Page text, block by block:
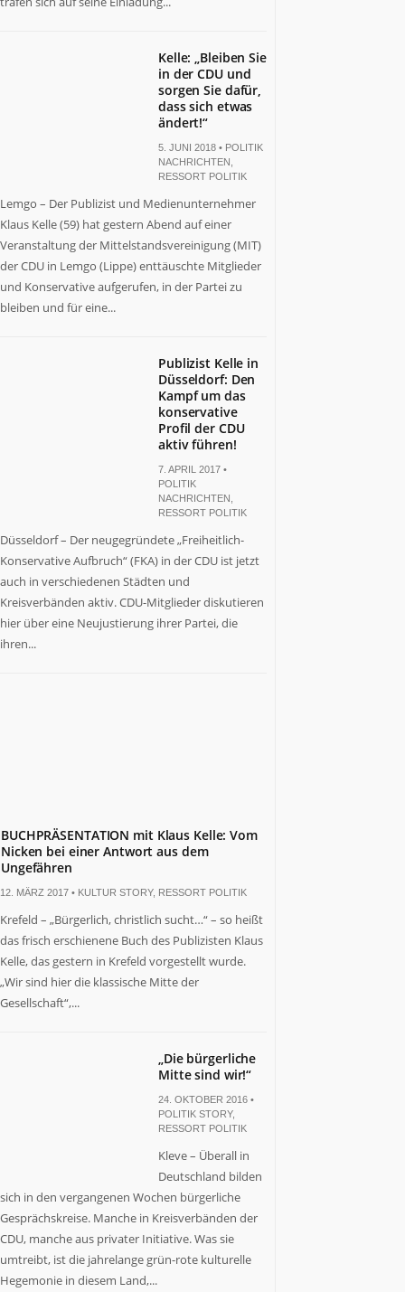
Kelle: „Bleiben Sie
in der CDU und
sorgen Sie dafür,
dass sich etwas
ändert!“
5. JUNI 2018 • POLITIK
NACHRICHTEN
RESSORT POLITIK
Lemgo – Der Publizist und Medienunternehmer
Klaus Kelle (59) hat gestern Abend auf einer
Veranstaltung der Mittelstandsvereinigung (MIT)
der CDU in Lemgo (Lippe) enttäuschte Mitglieder
und Konservative aufgerufen, in der Partei zu
bleiben und für eine...
Publizist Kelle in
Düsseldorf: Den
Kampf um das
konservative
Profil der CDU
aktiv führen!
7. APRIL 2017 •
POLITIK
NACHRICHTEN
RESSORT POLITIK
Düsseldorf – Der neugegründete „Freiheitlich-
Konservative Aufbruch“ (FKA) in der CDU ist jetzt
auch in verschiedenen Städten und
Kreisverbänden aktiv. CDU-Mitglieder diskutieren
hier über eine Neujustierung ihrer Partei, die
ihren...
BUCHPRÄSENTATION mit Klaus Kelle: Vom
Nicken bei einer Antwort aus dem
Ungefähren
12. MÄRZ 2017 • KULTUR STORY, RESSORT POLITIK
Krefeld – „Bürgerlich, christlich sucht…“ – so heißt
das frisch erschienene Buch des Publizisten Klaus
Kelle, das gestern in Krefeld vorgestellt wurde.
„Wir sind hier die klassische Mitte der
Gesellschaft“,...
„Die bürgerliche
Mitte sind wir!“
24. OKTOBER 2016 •
POLITIK STORY,
RESSORT POLITIK
Kleve – Überall in
Deutschland bilden
sich in den vergangenen Wochen bürgerliche
Gesprächskreise. Manche in Kreisverbänden der
CDU, manche aus privater Initiative. Was sie
umtreibt, ist die jahrelange grün-rote kulturelle
Hegemonie in diesem Land,...